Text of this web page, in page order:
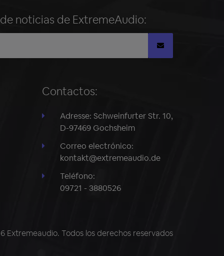
noticias de ExtremeAudio:
Contactos:
Adresse: Schweinfurter Str. 10,
D-97469 Gochsheim
Correo electrónico:
kontakt@extremeaudio.de
Teléfono:
09721 - 3880526
Extremeaudio. Todos los derechos reservados